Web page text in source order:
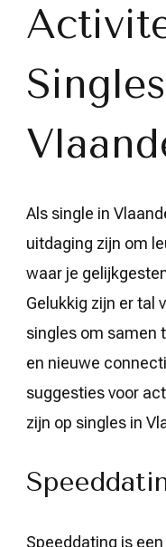
Als single in
uitdaging zijn om
waar je
Gelukkig zijn er tal
singles om samen
en nieuwe
suggesties voor
zijn op singles in
Speeddating is